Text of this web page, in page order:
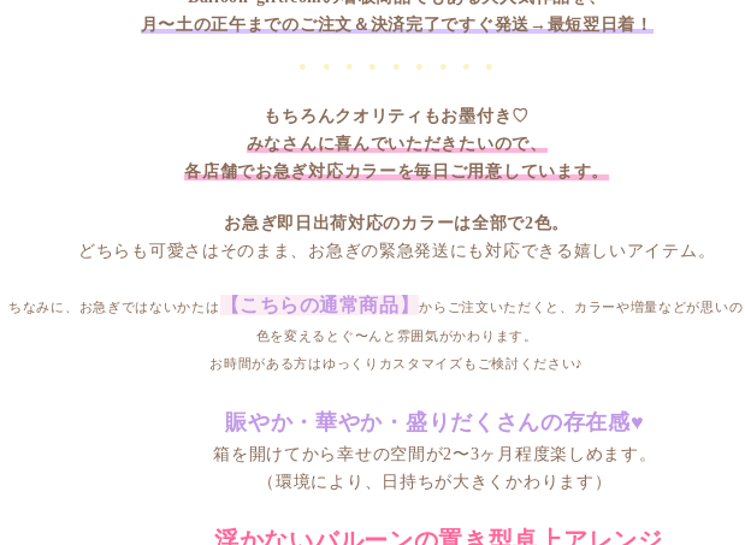
月〜土の正午までのご注文＆決済完了ですぐ発送→最短翌日着！
● ● ● ● ● ● ● ● ●
もちろんクオリティもお墨付き♡
みなさんに喜んでいただきたいので、
各店舗でお急ぎ対応カラーを毎日ご用意しています。
お急ぎ即日出荷対応のカラーは全部で2色。
どちらも可愛さはそのまま、 お急ぎの緊急発送にも対応できる嬉しいアイテム。
ちなみに、お急ぎではないかたは 【こちらの通常商品】から ご注文いただくと、カラーや増量などが思い
色を変えるとぐ〜んと雰囲気がかわります。
お時間がある方はゆっくりカスタマイズもご検討ください♪
賑やか・華やか・盛りだくさんの存在感♥
箱を開けてから幸せの空間が2〜3ヶ月程度楽しめます。
（環境により、日持ちが大きくかわります）
浮かないバルーンの置き型卓上アレンジ